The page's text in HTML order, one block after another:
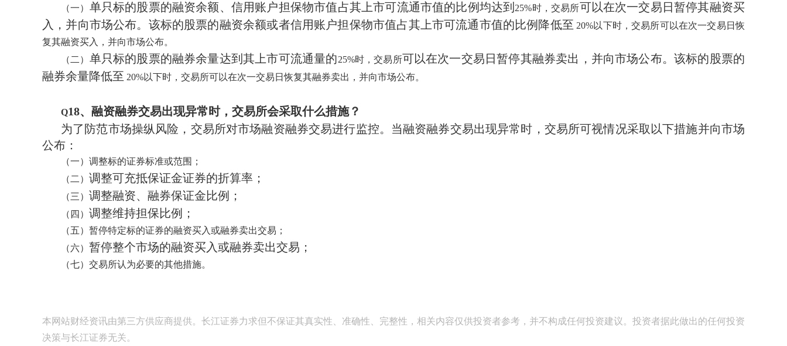
（一） 单只标的股票的融资余额、信用账户担保物市值占其上市可流通市值的比例均达到 25%时，交易所可以在次一交易日暂停其融资买
入，并向市场公布。该标的股票的融资余额或者信用账户担保物市值占其上市可流通市值的比例降低至 20%以下时，交易所可以在次一交易日恢
复其融资买入，并向市场公布。
（二） 单只标的股票的融券余量达到其上市可流通量的25%时，交易所可以在次一交易日暂停其融券卖出，并向市场公布。该标的股票的
融券余量降低至 20%以下时，交易所可以在次一交易日恢复其融券卖出，并向市场公布。
Q18、融资融券交易出现异常时，交易所会采取什么措施？
为了防范市场操纵风险，交易所对市场融资融券交易进行监控。当融资融券交易出现异常时，交易所可视情况采取以下措施并向市场
公布：
（一）调整标的证券标准或范围；
（二） 调整可充抵保证金证券的折算率；
（三） 调整融资、融券保证金比例；
（四） 调整维持担保比例；
（五）暂停特定标的证券的融资买入或融券卖出交易；
（六） 暂停整个市场的融资买入或融券卖出交易；
（七）交易所认为必要的其他措施。
本网站财经资讯由第三方供应商提供。长江证券力求但不保证其真实性、准确性、完整性，相关内容仅供投资者参考，并不构成任何投资建议。投资者据此做出的任何投资
决策与长江证券无关。